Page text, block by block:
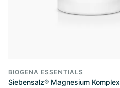
BIOGENA ESSENTIALS
Siebensalz® Magnesium Komplex